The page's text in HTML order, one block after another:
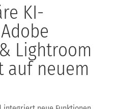
KI-
Lightroom
auf neuem